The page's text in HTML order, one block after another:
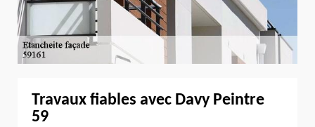
Travaux fiables avec Davy Peintre
59